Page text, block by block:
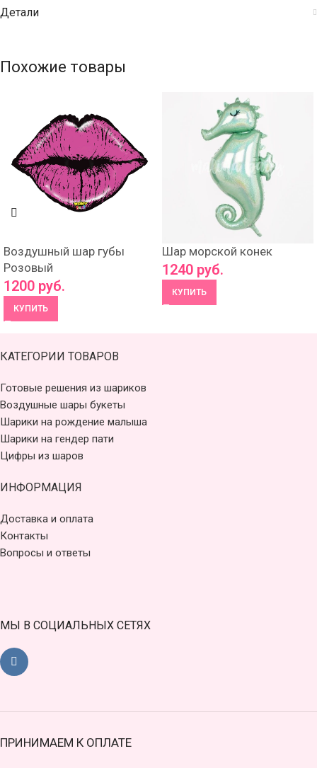
Детали
Похожие товары
Воздушный шар губы
Розовый
1200 руб.
КУПИТЬ
Шар морской конек
1240 руб.
КУПИТЬ
КАТЕГОРИИ ТОВАРОВ
Готовые решения из шариков
Воздушные шары букеты
Шарики на рождение малыша
Шарики на гендер пати
Цифры из шаров
ИНФОРМАЦИЯ
Доставка и оплата
Контакты
Вопросы и ответы
МЫ В СОЦИАЛЬНЫХ СЕТЯХ
ПРИНИМАЕМ К ОПЛАТЕ